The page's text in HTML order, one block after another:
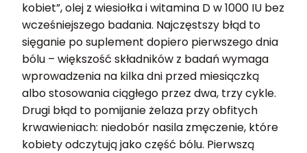
kobiet”, olej z wiesiołka i witamina D w 1000 IU bez
wcześniejszego badania. Najczęstszy błąd to
sięganie po suplement dopiero pierwszego dnia
bólu – większość składników z badań wymaga
wprowadzenia na kilka dni przed miesiączką
albo stosowania ciągłego przez dwa, trzy cykle.
Drugi błąd to pomijanie żelaza przy obfitych
krwawieniach: niedobór nasila zmęczenie, które
kobiety odczytują jako część bólu. Pierwszą